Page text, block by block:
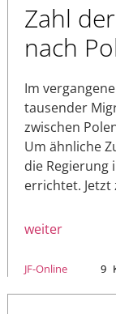
Zahl
nach
Im
tausender
zwischen
Um ähnliche
die Regierung
errichtet. Jetzt
weiter
JF-Online 9